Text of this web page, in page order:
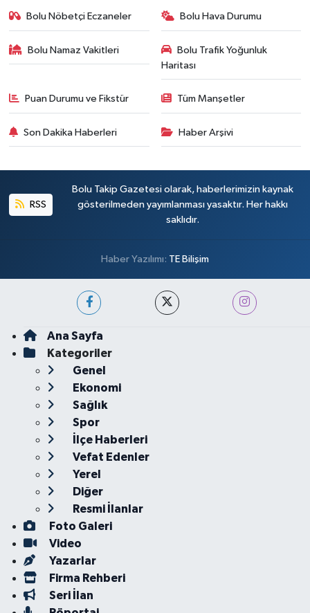
Bolu Nöbetçi Eczaneler Bolu Hava Durumu
Bolu Namaz Vakitleri
Bolu Trafik Yoğunluk
Haritası
Puan Durumu ve Fikstür Tüm Manşetler
Son Dakika Haberleri Haber Arşivi
RSS
Bolu Takip Gazetesi olarak, haberlerimizin kaynak
gösterilmeden yayımlanması yasaktır. Her hakkı
saklıdır.
Haber Yazılımı: TE Bilişim
Ana Sayfa
Kategoriler
Genel
Ekonomi
Sağlık
Spor
İlçe Haberleri
Vefat Edenler
Yerel
Diğer
Resmi İlanlar
Foto Galeri
Video
Yazarlar
Firma Rehberi
Seri İlan